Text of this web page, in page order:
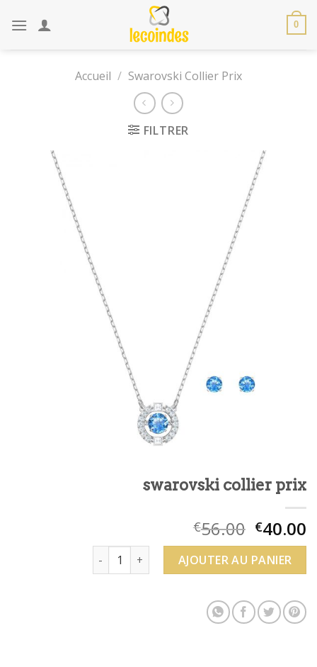
0
Accueil / Swarovski Collier Prix
FILTRER
swarovski collier prix
€56.00 €40.00
quantité de swarovski collier prix
AJOUTER AU PANIER